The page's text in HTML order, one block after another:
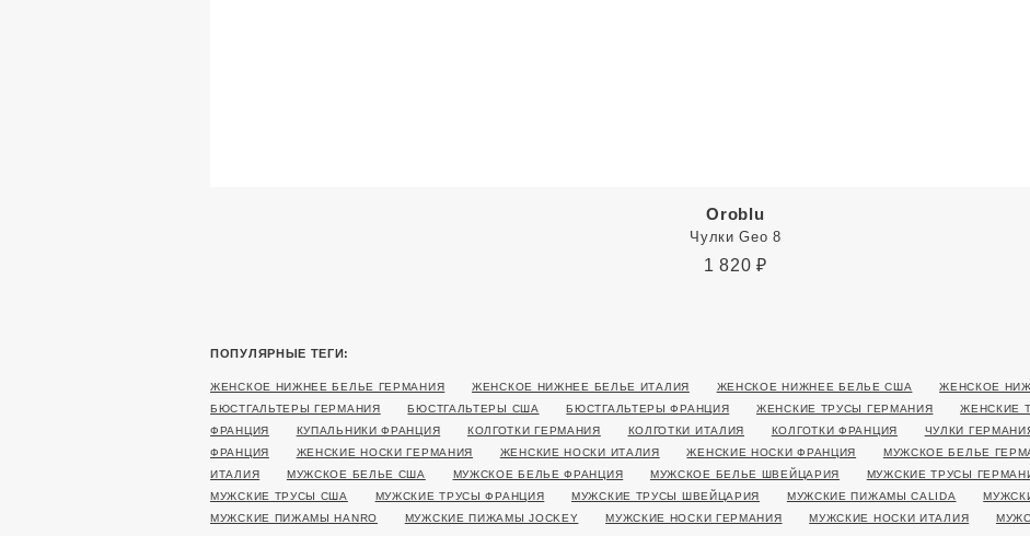
Oroblu
Чулки Geo 8
1 820 ₽
ПОПУЛЯРНЫЕ ТЕГИ:
ЖЕНСКОЕ НИЖНЕЕ БЕЛЬЕ ГЕРМАНИЯ ЖЕНСКОЕ НИЖНЕЕ БЕЛЬЕ ИТАЛИЯ ЖЕНСКОЕ НИЖНЕЕ БЕЛЬЕ США
ЖЕНСКОЕ
БЮСТГАЛЬТЕРЫ ГЕРМАНИЯ
БЮСТГАЛЬТЕРЫ США БЮСТГАЛЬТЕРЫ ФРАНЦИЯ ЖЕНСКИЕ ТРУСЫ ГЕРМАНИЯ ЖЕНСКИЕ
ФРАНЦИЯ
КУПАЛЬНИКИ ФРАНЦИЯ КОЛГОТКИ ГЕРМАНИЯ КОЛГОТКИ ИТАЛИЯ КОЛГОТКИ ФРАНЦИЯ ЧУЛКИ
ФРАНЦИЯ
ЖЕНСКИЕ НОСКИ ГЕРМАНИЯ ЖЕНСКИЕ НОСКИ ИТАЛИЯ ЖЕНСКИЕ НОСКИ ФРАНЦИЯ МУЖСКОЕ БЕЛЬЕ
ИТАЛИЯ
МУЖСКОЕ БЕЛЬЕ США МУЖСКОЕ БЕЛЬЕ ФРАНЦИЯ МУЖСКОЕ БЕЛЬЕ ШВЕЙЦАРИЯ МУЖСКИЕ ТРУСЫ
МУЖСКИЕ ТРУСЫ США
МУЖСКИЕ ТРУСЫ ФРАНЦИЯ МУЖСКИЕ ТРУСЫ ШВЕЙЦАРИЯ МУЖСКИЕ ПИЖАМЫ CALIDA
МУЖСКИЕ ПИЖАМЫ HANRO
МУЖСКИЕ ПИЖАМЫ JOCKEY МУЖСКИЕ НОСКИ ГЕРМАНИЯ МУЖСКИЕ НОСКИ ИТАЛИЯ